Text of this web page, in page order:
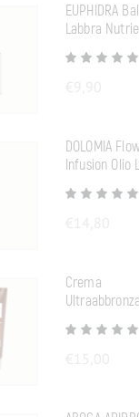
EUPHIDRA Balsamo
Labbra
DOLOMIA Flower
Infusion Olio
Crema
Doposole